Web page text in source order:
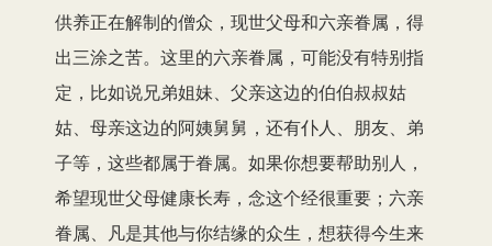
供养正在解制的僧众，现世父母和六亲眷属，得
出三涂之苦。这里的六亲眷属，可能没有特别指
定，比如说兄弟姐妹、父亲这边的伯伯叔叔姑
姑、母亲这边的阿姨舅舅，还有仆人、朋友、弟
子等，这些都属于眷属。如果你想要帮助别人，
希望现世父母健康长寿，念这个经很重要；六亲
眷属、凡是其他与你结缘的众生，想获得今生来